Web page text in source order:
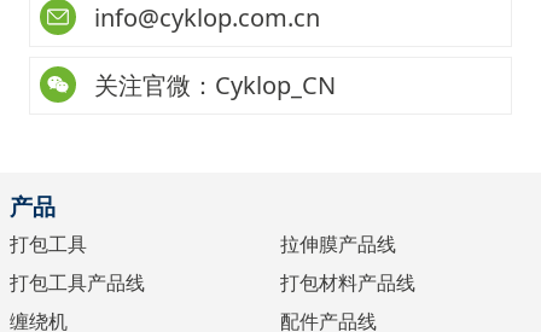
info@cyklop.com.cn
关注官微：Cyklop_CN
产品
打包工具
打包工具产品线
缠绕机
拉伸膜产品线
打包材料产品线
配件产品线